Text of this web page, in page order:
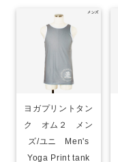
ヨガプリントタン
ク オム２ メン
ズ/ユニ Men's
Yoga Print tank